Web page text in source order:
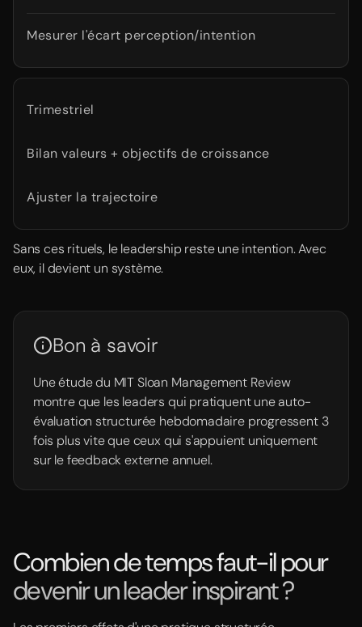
Mesurer l'écart perception/intention
Trimestriel
Bilan valeurs + objectifs de croissance
Ajuster la trajectoire
Sans ces rituels, le leadership reste une intention. Avec
eux, il devient un système.
Bon à savoir
Une étude du MIT Sloan Management Review
montre que les leaders qui pratiquent une auto-
évaluation structurée hebdomadaire progressent 3
fois plus vite que ceux qui s'appuient uniquement
sur le feedback externe annuel.
Combien de temps faut-il pour
devenir un leader inspirant ?